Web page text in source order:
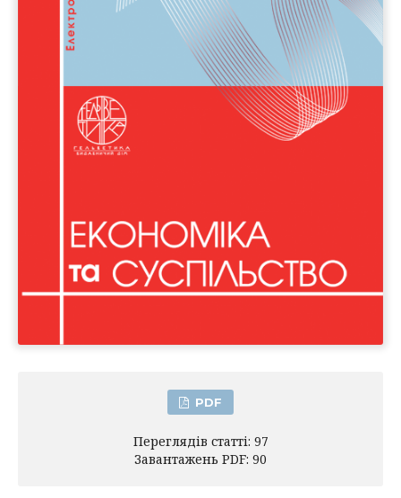
PDF
Переглядів статті: 97
Завантажень PDF: 90